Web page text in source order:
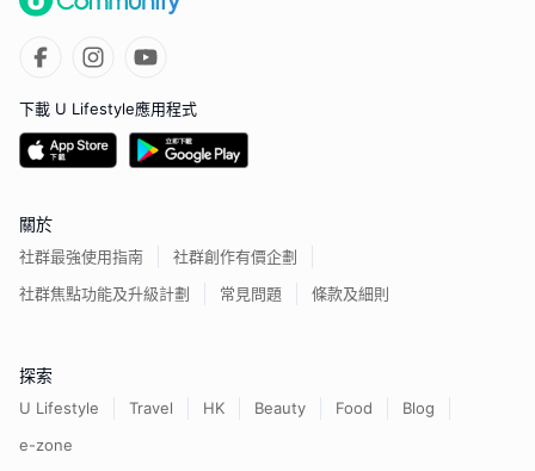
下載 U Lifestyle應用程式
關於
社群最強使用指南
社群創作有價企劃
社群焦點功能及升級計劃
常見問題 條款及細則
探索
U Lifestyle Travel HK Beauty Food
Blog
e-zone